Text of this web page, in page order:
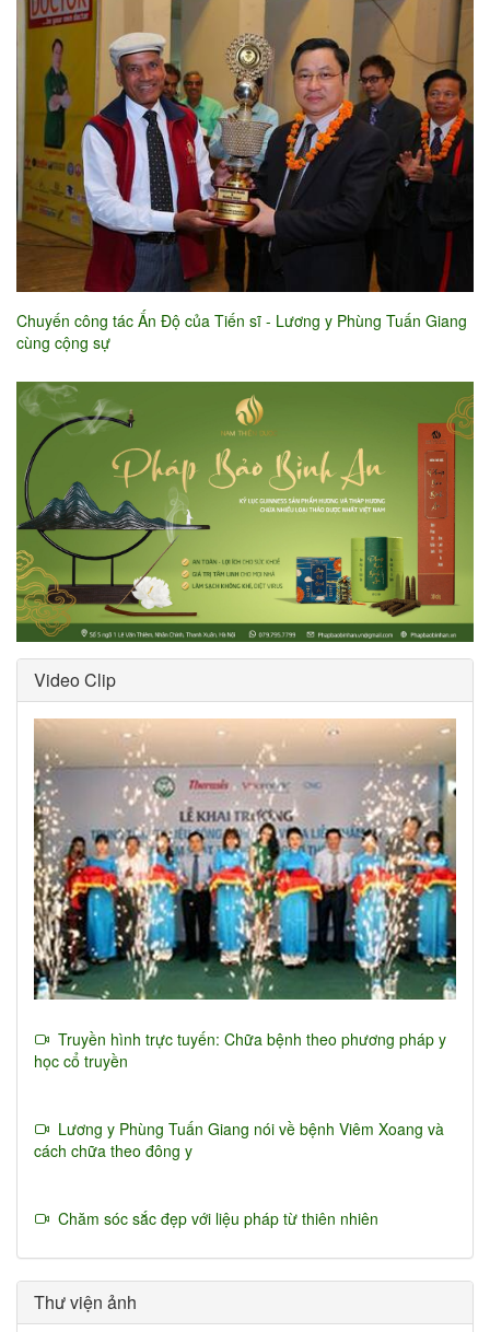
Chuyến công tác Ấn Độ của Tiến sĩ - Lương y Phùng Tuấn Giang
cùng cộng sự
Video Clip
Truyền hình trực tuyến: Chữa bệnh theo phương pháp y
học cổ truyền
Lương y Phùng Tuấn Giang nói về bệnh Viêm Xoang và
cách chữa theo đông y
Chăm sóc sắc đẹp với liệu pháp từ thiên nhiên
Thư viện ảnh